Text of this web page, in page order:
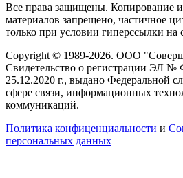
Все права защищены. Копирование и
материалов запрещено, частичное
только при условии гиперссылки на
Copyright © 1989-2026. ООО
Свидетельство о регистрации ЭЛ №
25.12.2020 г., выдано Федеральной
сфере связи, информационных
коммуникаций.
Политика конфиценциальности и
персональных данных